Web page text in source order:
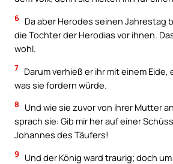
6 Da aber Herodes seinen Jahrestag
die Tochter der Herodias vor ihnen.
wohl.
7 Darum verhieß er ihr mit einem
was sie fordern würde.
8
Und wie sie zuvor von ihrer Mutter
sprach sie: Gib mir her auf einer
Johannes des Täufers!
9
Und der König ward traurig; doch